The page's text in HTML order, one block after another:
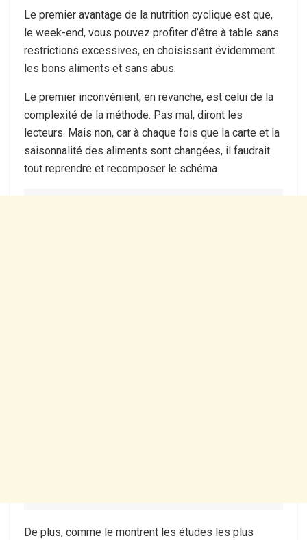
Le premier avantage de la nutrition cyclique est que,
le week-end, vous pouvez profiter d’être à table sans
restrictions excessives, en choisissant évidemment
les bons aliments et sans abus.
Le premier inconvénient, en revanche, est celui de la
complexité de la méthode. Pas mal, diront les
lecteurs. Mais non, car à chaque fois que la carte et la
saisonnalité des aliments sont changées, il faudrait
tout reprendre et recomposer le schéma.
De plus, comme le montrent les études les plus